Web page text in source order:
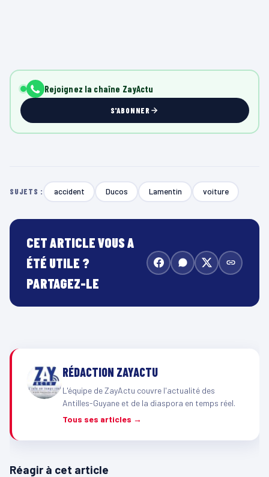
Rejoignez la chaîne ZayActu
S'ABONNER
SUJETS : accident Ducos Lamentin voiture
CET ARTICLE VOUS A
ÉTÉ UTILE ?
PARTAGEZ-LE
RÉDACTION ZAYACTU
L'équipe de ZayActu couvre l'actualité des
Antilles-Guyane et de la diaspora en temps réel.
Tous ses articles →
Réagir à cet article